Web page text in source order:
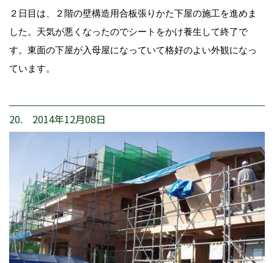
２日目は、２階の壁構造用合板張りかた下屋の施工を進めま
した。天気が悪くなったのでシートをかけ養生して終了で
す。東面の下屋が入母屋になっていて格好のよい外観になっ
ています。
20. 2014年12月08日